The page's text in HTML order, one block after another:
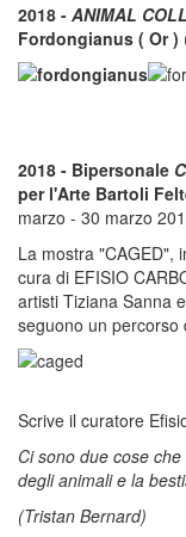
2018 - ANIMAL
Fordongianus ( Or )
2018 - Bipersonale
per l'Arte Bartoli
marzo - 30 marzo
La mostra "CAGED",
cura di EFISIO
artisti Tiziana Sanna
seguono un percorso
Scrive il curatore
Ci sono due cose
degli animali e la
(Tristan Bernard)